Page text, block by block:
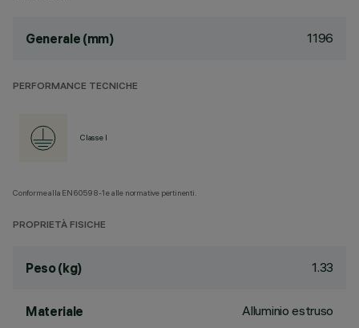
Generale (mm) 1196
PERFORMANCE TECNICHE
Classe I
Conforme alla EN60598-1 e alle normative pertinenti.
PROPRIETÀ FISICHE
Peso (kg) 1.33
Materiale Alluminio estruso